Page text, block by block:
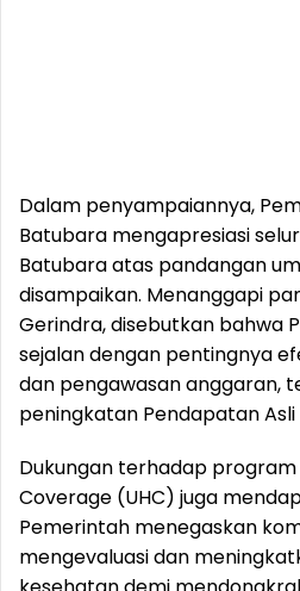
Dalam penyampaiannya,
Batubara mengapresiasi
Batubara atas pandangan
disampaikan. Menanggapi
Gerindra, disebutkan bahwa
sejalan dengan pentingnya
dan pengawasan anggaran,
peningkatan Pendapatan Asli
Dukungan terhadap
Coverage (UHC) juga
Pemerintah menegaskan
mengevaluasi dan